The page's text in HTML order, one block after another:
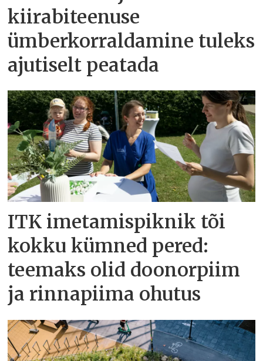
kiirabiteenuse
ümberkorraldamine tuleks
ajutiselt peatada
ITK imetamispiknik tõi
kokku kümned pered:
teemaks olid doonorpiim
ja rinnapiima ohutus